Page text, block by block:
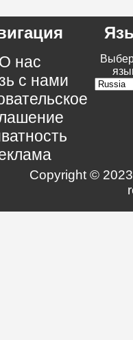
нас
с нами
Copyright ©